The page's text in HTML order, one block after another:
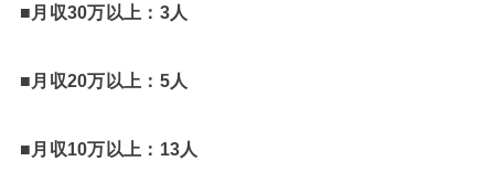
■月収30万以上：3人
■月収20万以上：5人
■月収10万以上：13人